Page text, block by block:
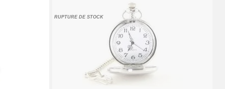
Ajouter au panier
Ajouter au panier
RUPTURE DE STOCK